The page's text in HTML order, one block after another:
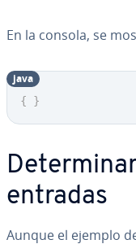
En la consola, se
{ }
java
entradas
Aunque el ejemplo